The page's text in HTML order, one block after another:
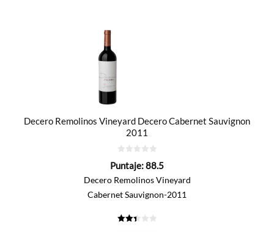
Decero Remolinos Vineyard Decero Cabernet Sauvignon
2011
de
Puntaje:88.5
Decero Remolinos Vineyard
Cabernet Sauvignon-2011